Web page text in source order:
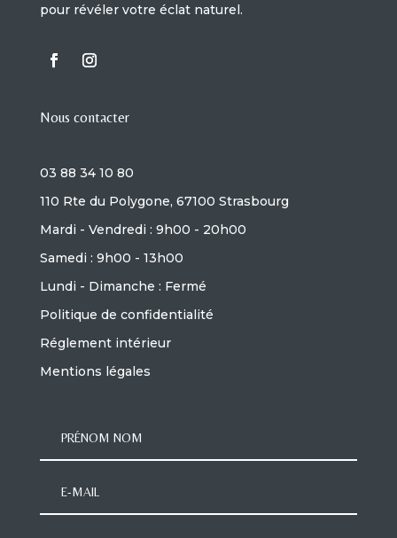
pour révéler votre éclat naturel.
Nous contacter
03 88 34 10 80
110 Rte du Polygone, 67100 Strasbourg
Mardi - Vendredi : 9h00 - 20h00
Samedi : 9h00 - 13h00
Lundi - Dimanche : Fermé
Politique de confidentialité
Réglement intérieur
Mentions légales